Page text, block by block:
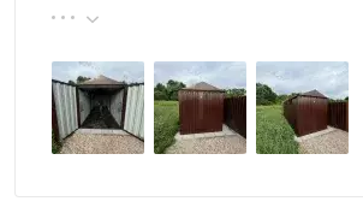
реальные цены.